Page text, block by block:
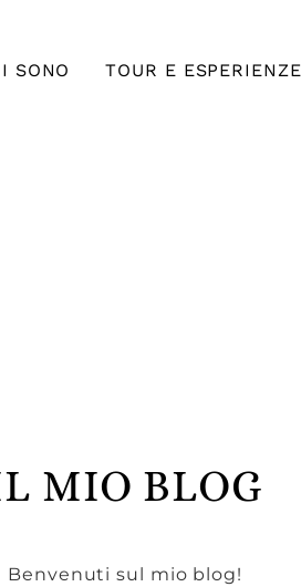
SONO TOUR E ESPERIENZE
MIO BLOG
Benvenuti sul mio blog!